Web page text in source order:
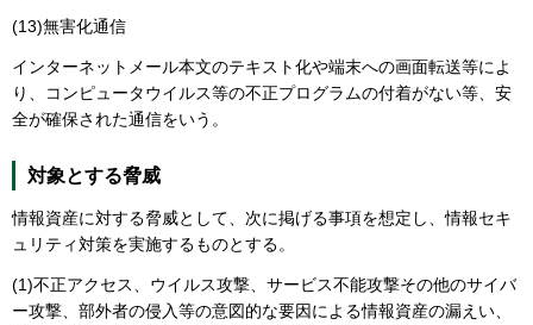
(13)無害化通信
インターネットメール本文のテキスト化や端末への画面転送等によ
り、コンピュータウイルス等の不正プログラムの付着がない等、安
全が確保された通信をいう。
対象とする脅威
情報資産に対する脅威として、次に掲げる事項を想定し、情報セキ
ュリティ対策を実施するものとする。
(1)不正アクセス、ウイルス攻撃、サービス不能攻撃その他のサイバ
ー攻撃、部外者の侵入等の意図的な要因による情報資産の漏えい、